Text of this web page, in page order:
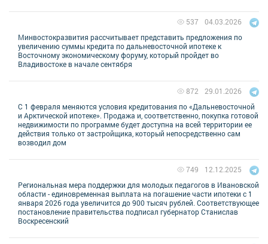
Минвостокразвития рассчитывает представить предложения по
увеличению суммы кредита по дальневосточной ипотеке к
Восточному экономическому форуму, который пройдет во
Владивостоке в начале сентября
04.03.2026
537
С 1 февраля меняются условия кредитования по «Дальневосточной
и Арктической ипотеке». Продажа и, соответственно, покупка готовой
недвижимости по программе будет доступна на всей территории ее
действия только от застройщика, который непосредственно сам
возводил дом
29.01.2026
872
Региональная мера поддержки для молодых педагогов в Ивановской
области - единовременная выплата на погашение части ипотеки с 1
января 2026 года увеличится до 900 тысяч рублей. Соответствующее
постановление правительства подписал губернатор Станислав
Воскресенский
12.12.2025
749